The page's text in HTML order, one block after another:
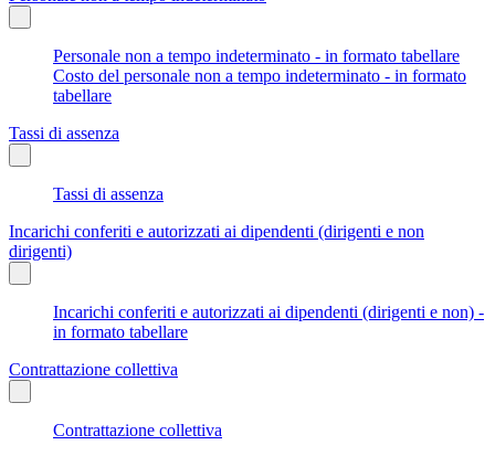
Personale non a tempo indeterminato - in formato tabellare
Costo del personale non a tempo indeterminato - in formato
tabellare
Tassi di assenza
Tassi di assenza
Incarichi conferiti e autorizzati ai dipendenti (dirigenti e non
dirigenti)
Incarichi conferiti e autorizzati ai dipendenti (dirigenti e non) -
in formato tabellare
Contrattazione collettiva
Contrattazione collettiva